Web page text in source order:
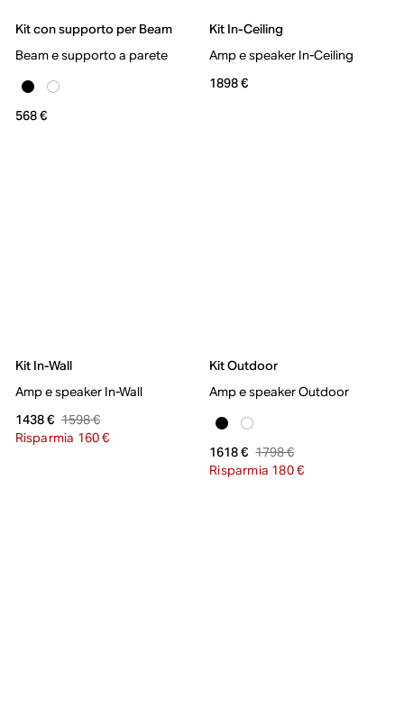
Kit con supporto per Beam
Beam e supporto a parete
568 €
Kit In-Ceiling
Amp e speaker In-Ceiling
1898 €
Kit In-Wall
Amp e speaker In-Wall
1438 € 1598 €
Risparmia 160 €
Kit Outdoor
Amp e speaker Outdoor
1618 € 1798 €
Risparmia 180 €